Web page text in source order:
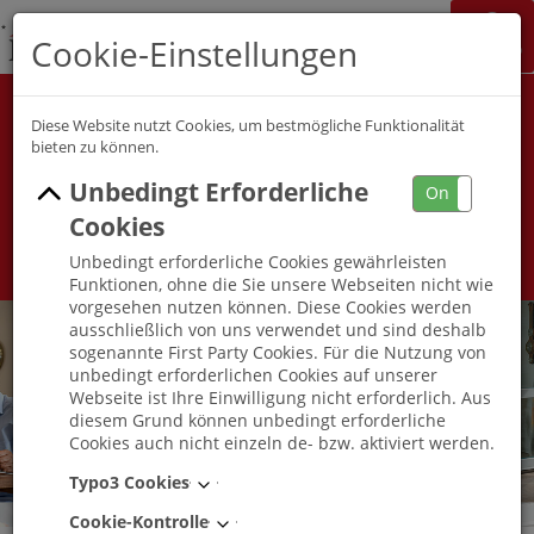
Jobchannel
Job Map
Alle Berufsfelder Alle Berufe
Umkreis
Cookie-Einstellungen
Diese Website nutzt Cookies, um bestmögliche Funktionalität
bieten zu können.
Unbedingt Erforderliche
Cookies
On
Unbedingt erforderliche Cookies gewährleisten
Funktionen, ohne die Sie unsere Webseiten nicht wie
vorgesehen nutzen können. Diese Cookies werden
ausschließlich von uns verwendet und sind deshalb
sogenannte First Party Cookies. Für die Nutzung von
unbedingt erforderlichen Cookies auf unserer
Webseite ist Ihre Einwilligung nicht erforderlich. Aus
diesem Grund können unbedingt erforderliche
Cookies auch nicht einzeln de- bzw. aktiviert werden.
Typo3 Cookies
Cookie-Kontrolle